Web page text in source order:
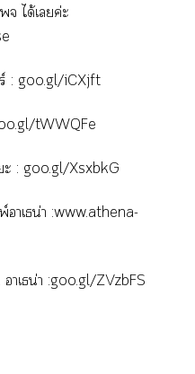
จ ได้เค่ะ
: goo.gl/iCXjft
tWWQFe
: goo.gl/XsxbkG
าเธน่า :www.athena-
าเธน่า :goo.gl/ZVzbFS